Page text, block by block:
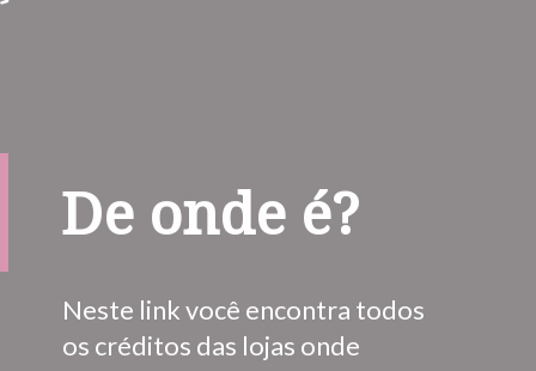
De onde é?
Neste link você encontra todos
os créditos das lojas onde